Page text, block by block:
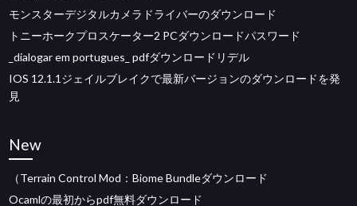
モンスターデジタルカメラドライバーのダウンロード
トニーホークプロスケーター2 PCダウンロードパスワード
_dialogar em portugues_ pdfダウンロードリデル
IOS 12.1.1ジェイルブレイクで最新バージョンのダウンロードを発
見
New
（Terrain Control Mod：Biome Bundleダウンロード
Ocamlの最初からpdf無料ダウンロード